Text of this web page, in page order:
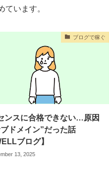
ています。
ブログで稼ぐ
ンスに合格できない…原因
ドメイン”だった話
ブログ】
13, 2025